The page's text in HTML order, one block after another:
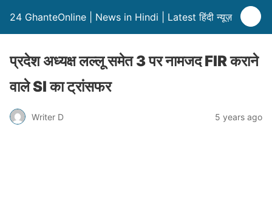
24 GhanteOnline | News in Hindi | Latest हिंदी न्यूज़
प्रदेश अध्यक्ष लल्लू समेत 3 पर नामजद FIR कराने
वाले SI का ट्रांसफर
Writer D 5 years ago